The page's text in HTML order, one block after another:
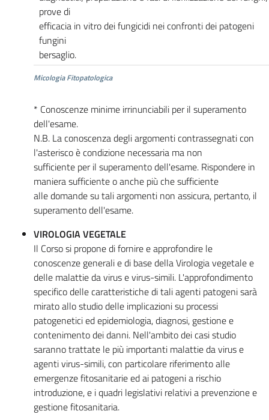
Micologia Fitopatologica
prove di
efficacia in vitro dei fungicidi nei confronti dei patogeni
fungini
bersaglio.
* Conoscenze minime irrinunciabili per il superamento
dell'esame.
N.B. La conoscenza degli argomenti contrassegnati con
l'asterisco è condizione necessaria ma non
sufficiente per il superamento dell'esame. Rispondere in
maniera sufficiente o anche più che sufficiente
alle domande su tali argomenti non assicura, pertanto, il
superamento dell'esame.
VIROLOGIA VEGETALE
Il Corso si propone di fornire e approfondire le
conoscenze generali e di base della Virologia vegetale e
delle malattie da virus e virus-simili. L'approfondimento
specifico delle caratteristiche di tali agenti patogeni sarà
mirato allo studio delle implicazioni su processi
patogenetici ed epidemiologia, diagnosi, gestione e
contenimento dei danni. Nell'ambito dei casi studio
saranno trattate le più importanti malattie da virus e
agenti virus-simili, con particolare riferimento alle
emergenze fitosanitarie ed ai patogeni a rischio
introduzione, e i quadri legislativi relativi a prevenzione e
gestione fitosanitaria.